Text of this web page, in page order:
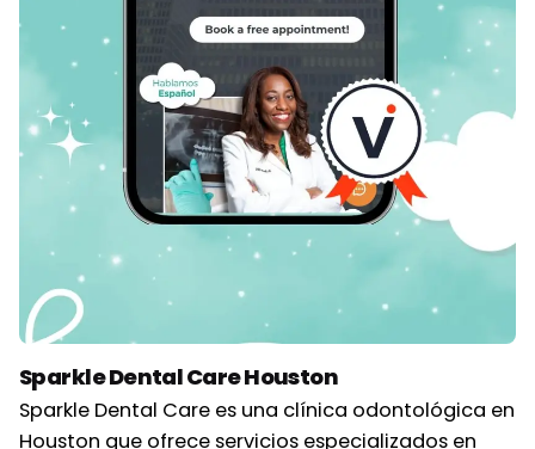
Sparkle Dental Care Houston
Sparkle Dental Care es una clínica odontológica en
Houston que ofrece servicios especializados en